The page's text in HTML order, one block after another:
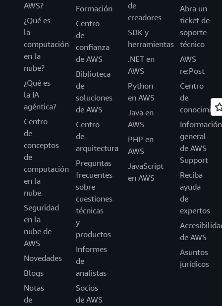
AWS?
¿Qué es
la
computación
en la
nube?
¿Qué es
la IA
agéntica?
Centro
de
conceptos
de
computación
en la
nube
Seguridad
en la
nube de
AWS
Novedades
Blogs
Notas
de
Formación
Centro
de
confianza
de AWS
Biblioteca
de
soluciones
de AWS
Centro
de
arquitectura
Preguntas
frecuentes
sobre
cuestiones
técnicas
y
productos
Informes
de
analistas
Socios
de AWS
de
creadores
SDK y
herramientas
.NET en
AWS
Python
en AWS
Java en
AWS
PHP en
AWS
JavaScript
en AWS
Abra un
ticket de
soporte
técnico
AWS
re:Post
Centro
de
Información
general
de AWS
Support
Reciba
ayuda
de
expertos
de AWS
Asuntos
jurídicos